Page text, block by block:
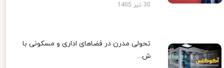
30 تیر 1405
تحولی مدرن در فضاهای اداری و مسکونی با
ش...